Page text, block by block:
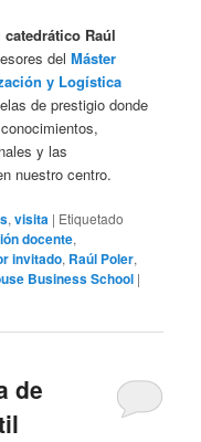
Raúl
delMáster
y Logística
de prestigio donde
y las
nuestro centro.
,visita | Etiquetado
docente,
invitado, Raúl Poler,
Business School |
de